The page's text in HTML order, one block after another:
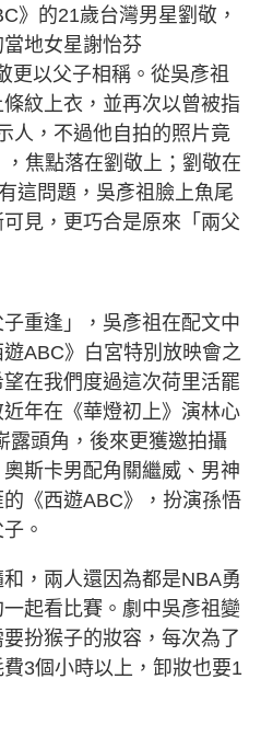
》的21歲台灣男星劉敬，
地女星謝怡芬
更以父子相稱。從吳彥祖
紋上衣，並再次以曾被指
人，不過他自拍的照片竟
焦點落在劉敬上；劉敬在
這問題，吳彥祖臉上魚尾
見，更巧合是原來「兩父
重逢」，吳彥祖在配文中
ABC》白宮特別放映會之
在我們度過這次荷里活罷
年在《華燈初上》演林心
露頭角，後來更獲邀拍攝
斯卡男配角關繼威、男神
《西遊ABC》，扮演孫悟
。
，兩人還因為都是NBA勇
起看比賽。劇中吳彥祖變
扮猴子的妝容，每次為了
3個小時以上，卸妝也要1